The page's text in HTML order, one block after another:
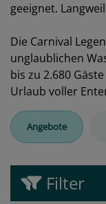
geeignet.
Die Carnival
unglaublichen
bis zu 2.680
Urlaub voller
Angebote
Filter